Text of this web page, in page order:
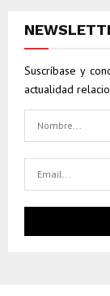
Suscríbase y
actualidad